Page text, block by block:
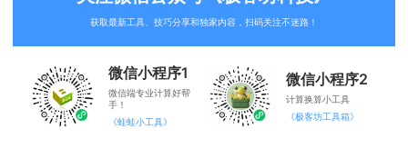
微信小程序1
手！
《蛙蛙小工具》
微信小程序2
《极客坊工具箱》